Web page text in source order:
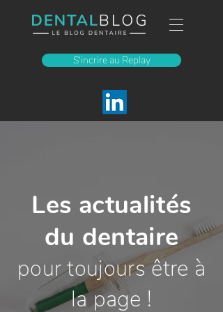
S'incrire au Replay
Les actualités
du dentaire
pour toujours être à
la page !